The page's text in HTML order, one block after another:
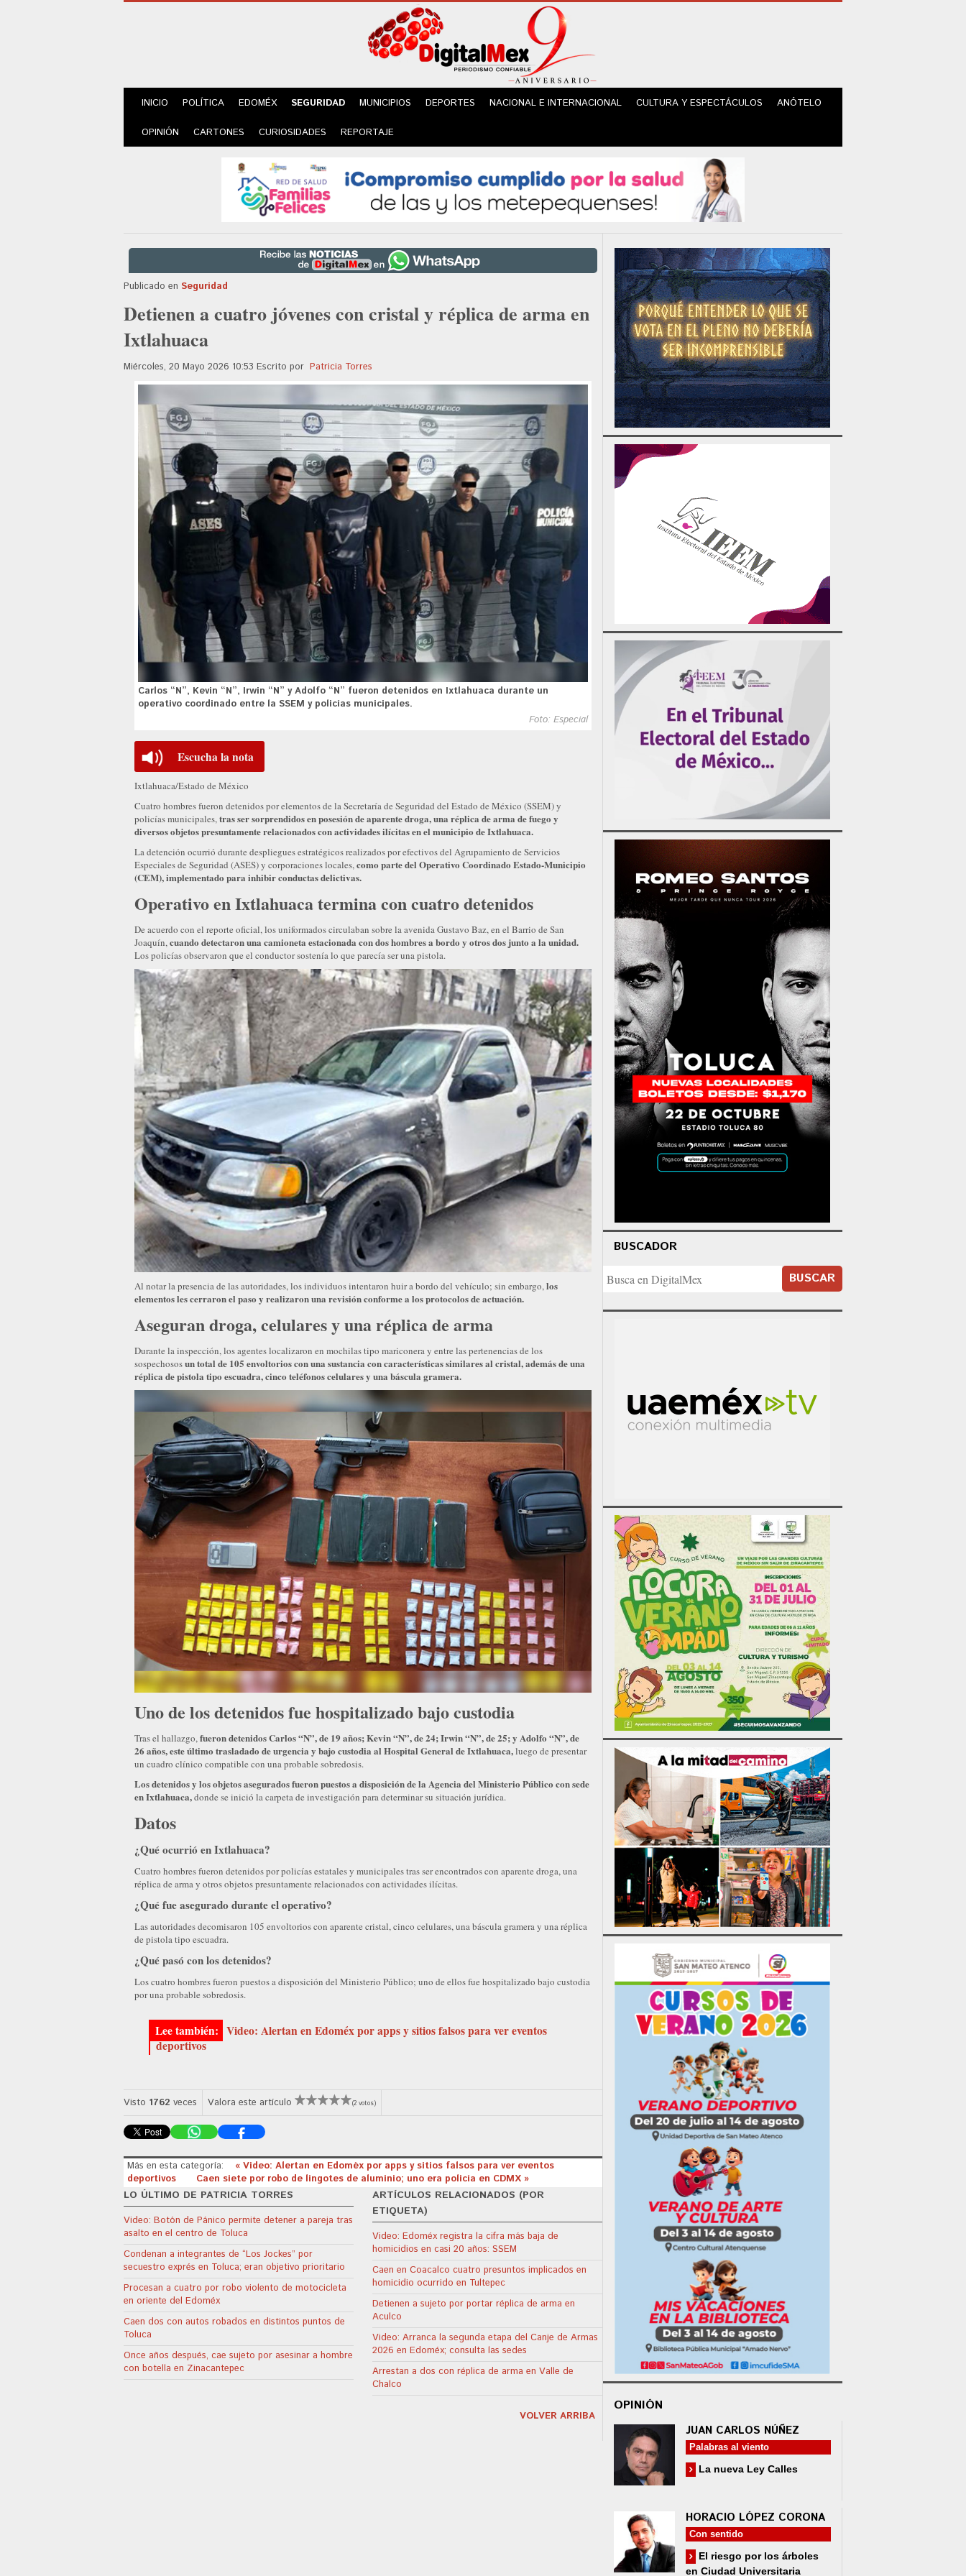
INICIO POLÍTICA EDOMÉX SEGURIDAD MUNICIPIOS DEPORTES NACIONAL E INTERNACIONAL CULTURA Y ESPECTÁCULOS ANÓTELO
OPINIÓN CARTONES CURIOSIDADES REPORTAJE
Publicado en Seguridad
Detienen a cuatro jóvenes con cristal y réplica de arma en
Ixtlahuaca
Miércoles, 20 Mayo 2026 10:53 Escrito por Patricia Torres
Carlos “N”, Kevin “N”, Irwin “N” y Adolfo “N” fueron detenidos en Ixtlahuaca durante un
operativo coordinado entre la SSEM y policías municipales.
Foto: Especial
Escucha la nota
Ixtlahuaca/Estado de México
Cuatro hombres fueron detenidos por elementos de la Secretaría de Seguridad del Estado de México (SSEM) y
policías municipales,tras ser sorprendidos en posesión de aparente droga, una réplica de arma de fuego y
diversos objetos presuntamente relacionados con actividades ilícitas en el municipio de Ixtlahuaca.
La detención ocurrió durante despliegues estratégicos realizados por efectivos del Agrupamiento de Servicios
Especiales de Seguridad (ASES) y corporaciones locales,como parte del Operativo Coordinado Estado-Municipio
(CEM), implementado para inhibir conductas delictivas.
Operativo en Ixtlahuaca termina con cuatro detenidos
De acuerdo con el reporte oficial, los uniformados circulaban sobre la avenida Gustavo Baz, en el Barrio de San
Joaquín,cuando detectaron una camioneta estacionada con dos hombres a bordo y otros dos junto a la unidad.
Los policías observaron que el conductor sostenía lo que parecía ser una pistola.
Al notar la presencia de las autoridades, los individuos intentaron huir a bordo del vehículo; sin embargo, los
elementos les cerraron el paso y realizaron una revisión conforme a los protocolos de actuación.
Aseguran droga, celulares y una réplica de arma
Durante la inspección, los agentes localizaron en mochilas tipo mariconera y entre las pertenencias de los
sospechososun total de 105 envoltorios con una sustancia con características similares al cristal, además de una
réplica de pistola tipo escuadra, cinco teléfonos celulares y una báscula gramera.
Uno de los detenidos fue hospitalizado bajo custodia
Tras el hallazgo,fueron detenidos Carlos “N”, de 19 años; Kevin “N”, de 24; Irwin “N”, de 25; y Adolfo “N”, de
26 años, este último trasladado de urgencia y bajo custodia al Hospital General de Ixtlahuaca,luego de presentar
un cuadro clínico compatible con una probable sobredosis.
Los detenidos y los objetos asegurados fueron puestos a disposición de la Agencia del Ministerio Público con sede
en Ixtlahuaca,donde se inició la carpeta de investigación para determinar su situación jurídica.
Datos
¿Qué ocurrió en Ixtlahuaca?
Cuatro hombres fueron detenidos por policías estatales y municipales tras ser encontrados con aparente droga, una
réplica de arma y otros objetos presuntamente relacionados con actividades ilícitas.
¿Qué fue asegurado durante el operativo?
Las autoridades decomisaron 105 envoltorios con aparente cristal, cinco celulares, una báscula gramera y una réplica
de pistola tipo escuadra.
¿Qué pasó con los detenidos?
Los cuatro hombres fueron puestos a disposición del Ministerio Público; uno de ellos fue hospitalizado bajo custodia
por una probable sobredosis.
Video: Alertan en Edoméx por apps y sitios falsos para ver eventos
deportivos
Visto 1762 veces Valora este artículo (2 votos)
Más en esta categoría:
« Video: Alertan en Edoméx por apps y sitios falsos para ver eventos
deportivos
Caen siete por robo de lingotes de aluminio; uno era policía en CDMX »
LO ÚLTIMO DE PATRICIA TORRES
Video: Botón de Pánico permite detener a pareja tras
asalto en el centro de Toluca
Condenan a integrantes de “Los Jockes” por
secuestro exprés en Toluca; eran objetivo prioritario
Procesan a cuatro por robo violento de motocicleta
en oriente del Edoméx
Caen dos con autos robados en distintos puntos de
Toluca
Once años después, cae sujeto por asesinar a hombre
con botella en Zinacantepec
ARTÍCULOS RELACIONADOS (POR
ETIQUETA)
Video: Edoméx registra la cifra más baja de
homicidios en casi 20 años: SSEM
Caen en Coacalco cuatro presuntos implicados en
homicidio ocurrido en Tultepec
Detienen a sujeto por portar réplica de arma en
Aculco
Video: Arranca la segunda etapa del Canje de Armas
2026 en Edoméx; consulta las sedes
Arrestan a dos con réplica de arma en Valle de
Chalco
VOLVER ARRIBA
BUSCADOR
BUSCAR
OPINIÓN
JUAN CARLOS NÚÑEZ
Palabras al viento
La nueva Ley Calles
HORACIO LÓPEZ CORONA
Con sentido
El riesgo por los árboles
en Ciudad Universitaria